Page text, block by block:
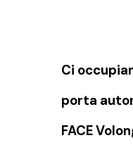
Ci
porta
FACE